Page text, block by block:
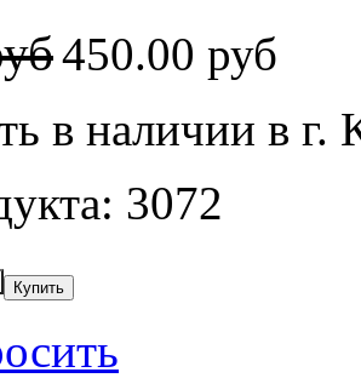
450.00 руб
в наличии в г.
3072